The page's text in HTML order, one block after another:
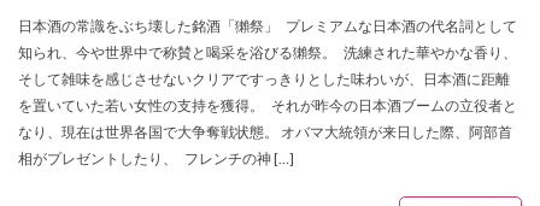
日本酒の常識をぶち壊した銘酒「獺祭」 プレミアムな日本酒の代名詞として
知られ、今や世界中で称賛と喝采を浴びる獺祭。 洗練された華やかな香り、
そして雑味を感じさせないクリアですっきりとした味わいが、日本酒に距離
を置いていた若い女性の支持を獲得。 それが昨今の日本酒ブームの立役者と
なり、現在は世界各国で大争奪戦状態。 オバマ大統領が来日した際、阿部首
相がプレゼントしたり、 フレンチの神 […]